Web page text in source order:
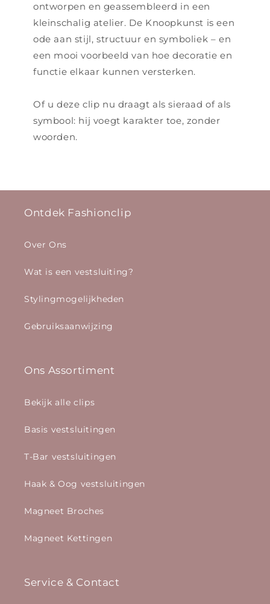
ontworpen en geassembleerd in een
kleinschalig atelier. De Knoopkunst is een
ode aan stijl, structuur en symboliek – en
een mooi voorbeeld van hoe decoratie en
functie elkaar kunnen versterken.
Of u deze clip nu draagt als sieraad of als
symbool: hij voegt karakter toe, zonder
woorden.
Ontdek Fashionclip
Over Ons
Wat is een vestsluiting?
Stylingmogelijkheden
Gebruiksaanwijzing
Ons Assortiment
Bekijk alle clips
Basis vestsluitingen
T-Bar vestsluitingen
Haak & Oog vestsluitingen
Magneet Broches
Magneet Kettingen
Service & Contact